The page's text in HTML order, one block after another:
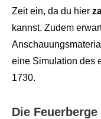
Zeit ein, da du hier
kannst. Zudem
eine Simulation des
1730.
Die